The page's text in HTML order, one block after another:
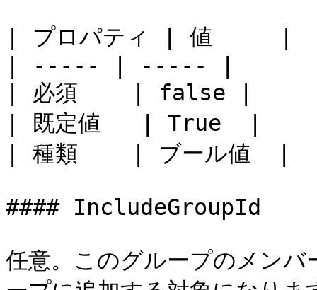
| プロパティ | 値     |
| ----- | ----- |
| 必須    | false |
| 既定値   | True  |
| 種類    | ブール値  |
#### IncludeGroupId
任意。このグループのメン